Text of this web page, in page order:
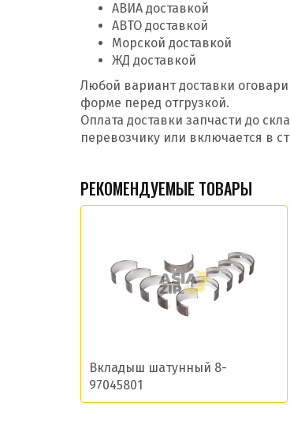
АВИА доставкой
АВТО доставкой
Морской доставкой
ЖД доставкой
Любой вариант доставки
форме перед отгрузкой.
Оплата доставки запчасти до
перевозчику или включается в
РЕКОМЕНДУЕМЫЕ ТОВАРЫ
Вкладыш шатунный 8-
97045801